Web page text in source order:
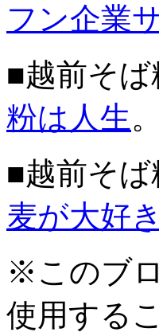
フン企業
■越前そ
粉は人生。
■越前そ
麦が大好
※このブ
使用する